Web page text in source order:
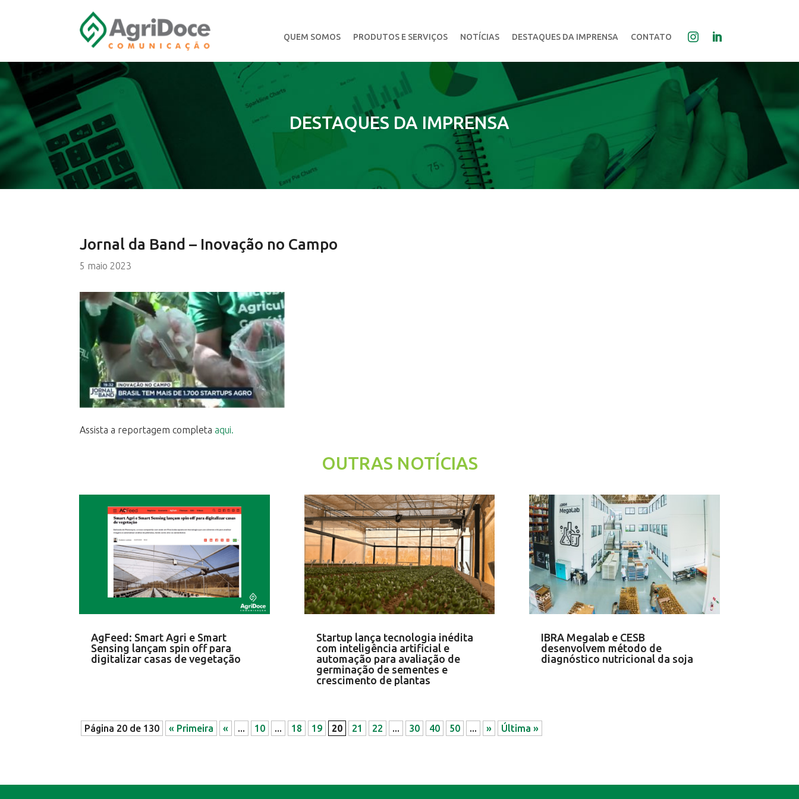
QUEM SOMOS PRODUTOS E SERVIÇOS NOTÍCIAS DESTAQUES DA IMPRENSA CONTATO
DESTAQUES DA IMPRENSA
Jornal da Band – Inovação no Campo
5 maio 2023
Assista a reportagem completa aqui.
OUTRAS NOTÍCIAS
AgFeed: Smart Agri e Smart
Sensing lançam spin off para
digitalizar casas de vegetação
Startup lança tecnologia inédita
com inteligência artificial e
automação para avaliação de
germinação de sementes e
crescimento de plantas
IBRA Megalab e CESB
desenvolvem método de
diagnóstico nutricional da soja
Página 20 de 130 « Primeira « ... 10 ... 18 19 20 21 22 ... 30 40 50 ... » Última »